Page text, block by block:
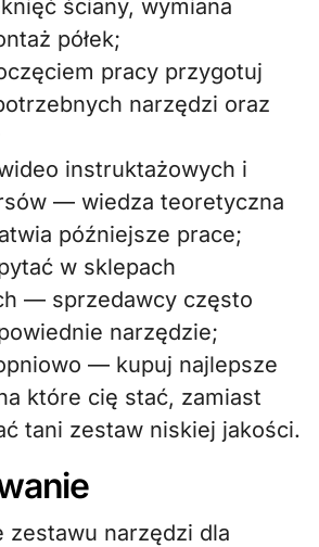
ściany, wymiana
półek;
pracy przygotuj
narzędzi oraz
instruktażowych i
— wiedza teoretyczna
późniejsze prace;
w sklepach
— sprzedawcy często
narzędzie;
— kupuj najlepsze
które cię stać, zamiast
tani zestaw niskiej jakości.
zestawu narzędzi dla